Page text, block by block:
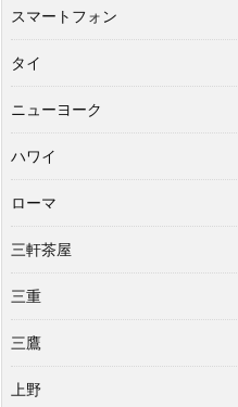
スマートフォン
タイ
ニューヨーク
ハワイ
ローマ
三軒茶屋
三重
三鷹
上野